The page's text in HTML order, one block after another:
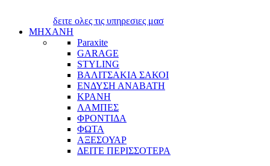
δειτε ολες τις υπηρεσιες μασ
ΜΗΧΑΝΗ
Paraxite
GARAGE
STYLING
ΒΑΛΙΤΣΑΚΙΑ ΣΑΚΟΙ
ΕΝΔΥΣΗ ΑΝΑΒΑΤΗ
ΚΡΑΝΗ
ΛΑΜΠΕΣ
ΦΡΟΝΤΙΔΑ
ΦΩΤΑ
ΑΞΕΣΟΥΑΡ
ΔΕΙΤΕ ΠΕΡΙΣΣΟΤΕΡΑ